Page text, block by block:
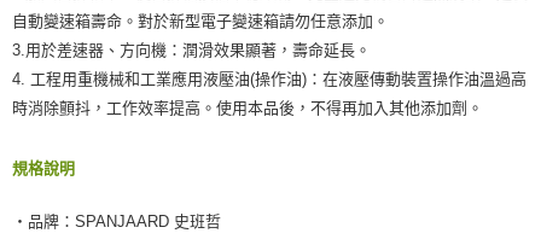
自動變速箱壽命。對於新型電子變速箱請勿任意添加。
3.用於差速器、方向機：潤滑效果顯著，壽命延長。
4. 工程用重機械和工業應用液壓油(操作油)：在液壓傳動裝置操作油溫過高
時消除顫抖，工作效率提高。使用本品後，不得再加入其他添加劑。
規格說明
‧品牌：SPANJAARD 史班哲